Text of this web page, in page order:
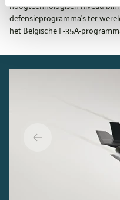
hoogtechnologisch niveau
defensieprogramma’s ter
het Belgische F-35A-